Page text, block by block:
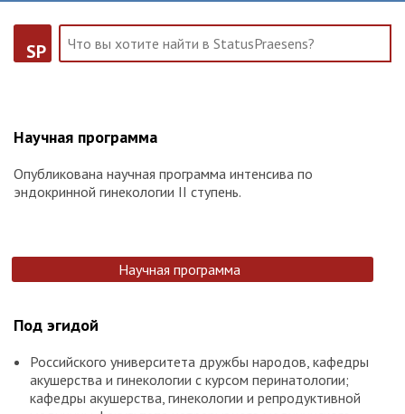
SP
Научная программа
Опубликована научная программа интенсива по
эндокринной гинекологии II ступень.
Научная программа
Под эгидой
Российского университета дружбы народов, кафедры
акушерства и гинекологии с курсом перинатологии;
кафедры акушерства, гинекологии и репродуктивной